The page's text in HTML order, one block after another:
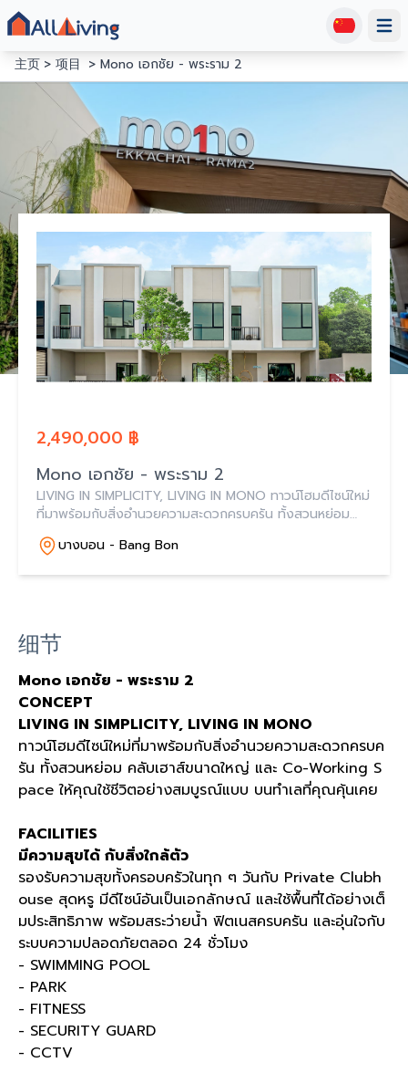
主页
项目 Mono เอกชัย - พระราม 2
2,490,000 ฿
Mono เอกชัย - พระราม 2
LIVING IN SIMPLICITY, LIVING IN MONO ทาวน์โฮมดีไซน์ใหม่
ที่มาพร้อมกับสิ่งอำนวยความสะดวกครบครัน ทั้งสวนหย่อม
คลับเฮาส์ขนาดใหญ่ และ Co-Working Space ให้คุณใช้ชีวิต
อย่างสมบูรณ์แบบ บนทำเลที่คุณคุ้นเคย
บางบอน - Bang Bon
细节
Mono เอกชัย - พระราม 2
CONCEPT
LIVING IN SIMPLICITY, LIVING IN MONO
ทาวน์โฮมดีไซน์ใหม่ที่มาพร้อมกับสิ่งอำนวยความสะดวกครบค
รัน ทั้งสวนหย่อม คลับเฮาส์ขนาดใหญ่ และ Co-Working S
pace ให้คุณใช้ชีวิตอย่างสมบูรณ์แบบ บนทำเลที่คุณคุ้นเคย
FACILITIES
มีความสุขได้ กับสิ่งใกล้ตัว
รองรับความสุขทั้งครอบครัวในทุก ๆ วันกับ Private Clubh
ouse สุดหรู มีดีไซน์อันเป็นเอกลักษณ์ และใช้พื้นที่ได้อย่างเต็
มประสิทธิภาพ พร้อมสระว่ายน้ำ ฟิตเนสครบครัน และอุ่นใจกับ
ระบบความปลอดภัยตลอด 24 ชั่วโมง
- SWIMMING POOL
- PARK
- FITNESS
- SECURITY GUARD
- CCTV